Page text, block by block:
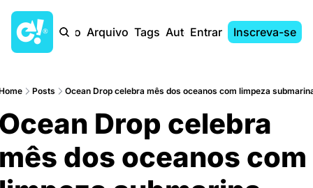
Início Arquivo Tags AutoresEntrar Inscreva-se
Posts Ocean Drop celebra mês dos oceanos com limpeza
Drop celebra
dos oceanos com